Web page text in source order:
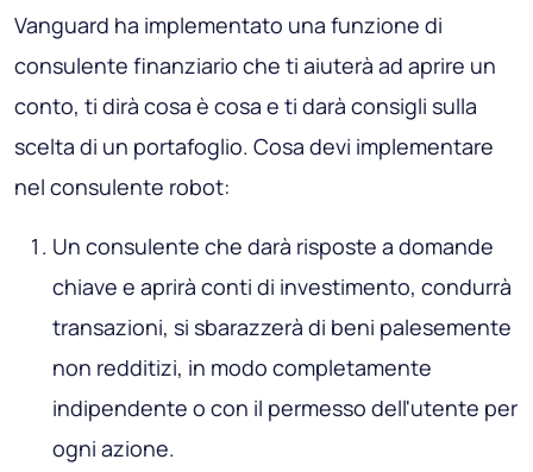
Vanguard ha implementato una funzione di
consulente finanziario che ti aiuterà ad aprire un
conto, ti dirà cosa è cosa e ti darà consigli sulla
scelta di un portafoglio. Cosa devi implementare
nel consulente robot:
Un consulente che darà risposte a domande
chiave e aprirà conti di investimento, condurrà
transazioni, si sbarazzerà di beni palesemente
non redditizi, in modo completamente
indipendente o con il permesso dell'utente per
ogni azione.